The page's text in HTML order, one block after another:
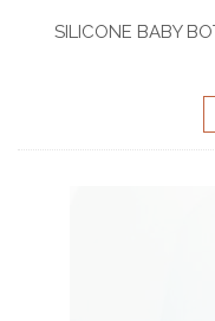
SILICONE BABY